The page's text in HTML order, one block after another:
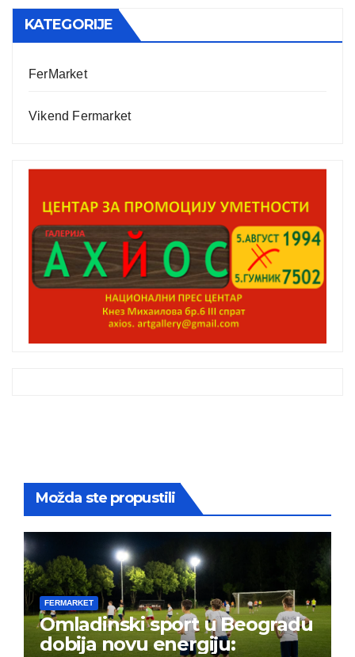
KATEGORIJE
FerMarket
Vikend Fermarket
Možda ste propustili
FERMARKET
Omladinski sport u Beogradu
dobija novu energiju: